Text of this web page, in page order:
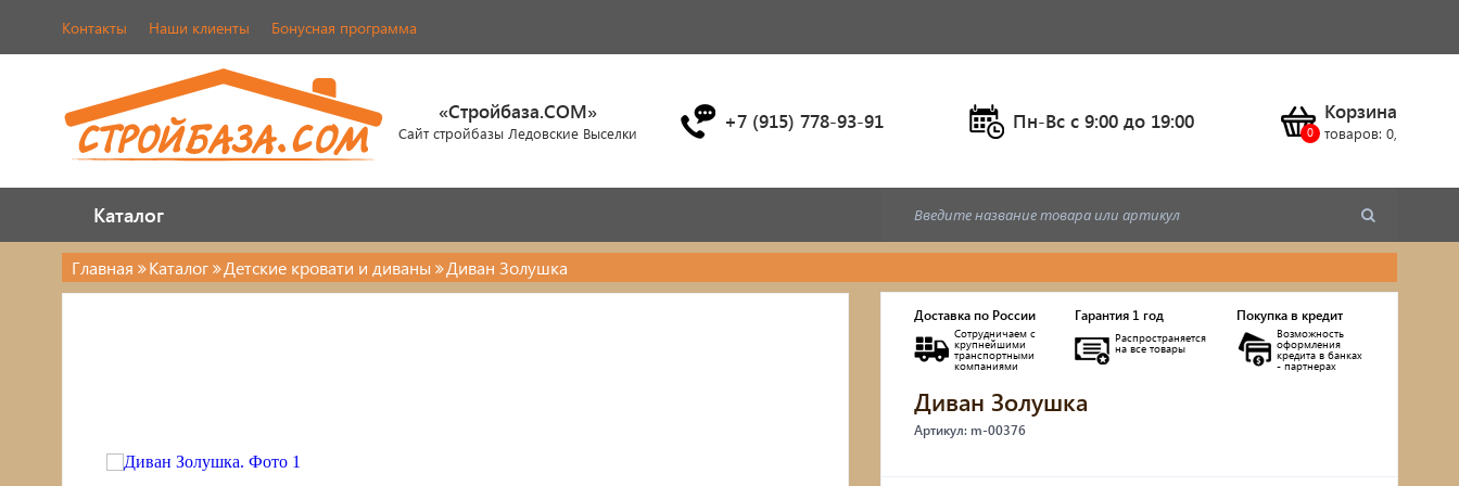
Контакты Наши клиенты Бонусная программа
«Стройбаза.COM»
Сайт стройбазы Ледовские Выселки +7 (915) 778-93-91 Пн-Вс c 9:00 до 19:00 Корзина
товаров: 0,
Каталог
Каталог
Каталог
Обувницы
Дубовые бочки
Двухъярусные кровати
Детские кровати и диваны
Главная Каталог Детские кровати и диваны Диван Золушка
Доставка по России
Сотрудничаем с
крупнейшими
транспортными
компаниями
Гарантия 1 год
Распространяется
на все товары
Покупка в кредит
Возможность
оформления
кредита в банках
- партнерах
Диван Золушка
Артикул: m-00376